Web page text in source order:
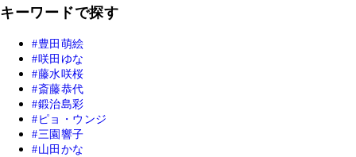
キーワードで探す
豊田萌絵
咲田ゆな
藤水咲桜
斎藤恭代
鍛治島彩
ピョ・ウンジ
三園響子
山田かな